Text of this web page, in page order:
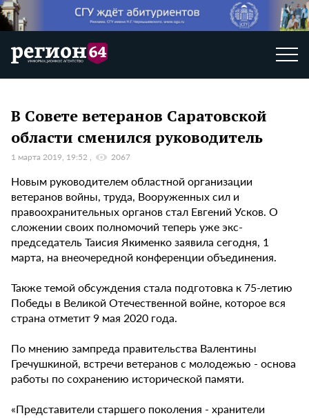
В Совете ветеранов Саратовской
области сменился руководитель
1 марта 2019, 19:52 2067
Новым руководителем областной организации
ветеранов войны, труда, Вооруженных сил и
правоохранительных органов стал Евгений Усков. О
сложении своих полномочий теперь уже экс-
председатель Таисия Якименко заявила сегодня, 1
марта, на внеочередной конференции объединения.
Также темой обсуждения стала подготовка к 75-летию
Победы в Великой Отечественной войне, которое вся
страна отметит 9 мая 2020 года.
По мнению зампреда правительства Валентины
Гречушкиной, встречи ветеранов с молодежью - основа
работы по сохранению исторической памяти.
«Представители старшего поколения - хранители